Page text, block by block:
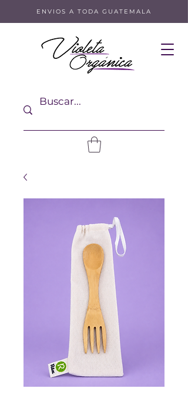
ENVIOS A TODA GUATEMALA